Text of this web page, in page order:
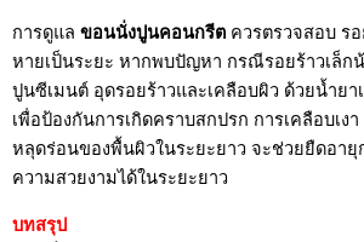
การดูแล ขอนนั่งปูนคอนกรีตควรตรวจสอบ รอ
หายเป็นระยะ หากพบปัญหา กรณีรอยร้าวเล็ก
ปูนซีเมนต์ อุดรอยร้าวและเคลือบผิว ด้วยน้ำยา
เพื่อป้องกันการเกิดคราบสกปรก การเคลือบเง
หลุดร่อนของพื้นผิวในระยะยาว จะช่วยยืดอายุ
ความสวยงามได้ในระยะยาว
บทสรุป